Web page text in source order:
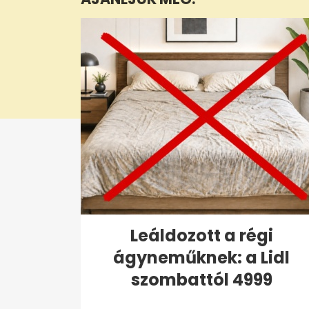
secondsVolume
0%
Leáldozott a régi
ágyneműknek: a Lidl
szombattól 4999